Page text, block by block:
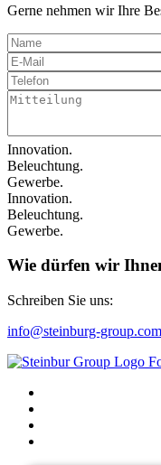
Gerne nehmen wir Ihre
Innovation.
Beleuchtung.
Gewerbe.
Innovation.
Beleuchtung.
Gewerbe.
Wie dürfen wir
Schreiben Sie uns:
info@steinburg-group.com